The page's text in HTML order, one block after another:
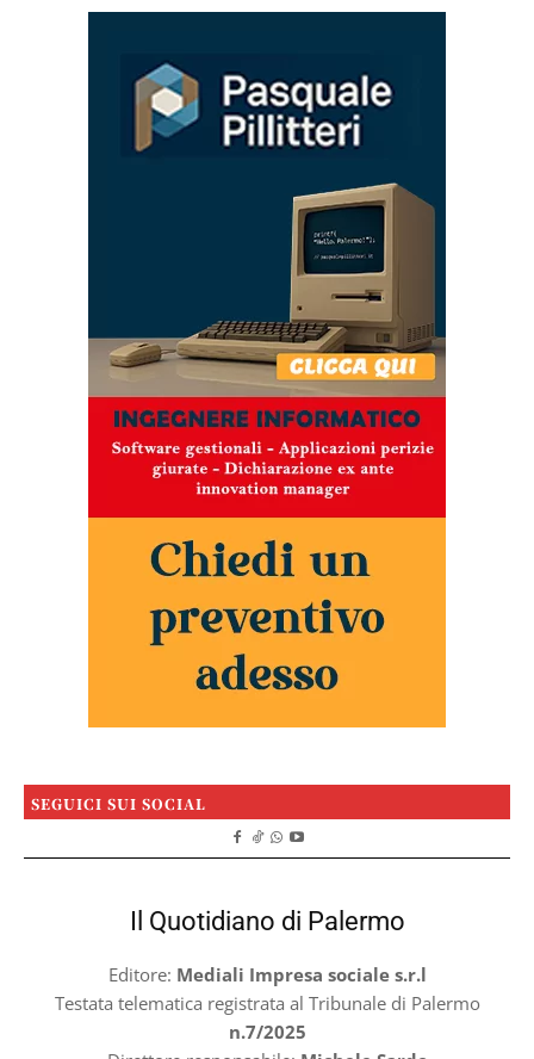
SEGUICI SUI SOCIAL
Il Quotidiano di Palermo
Editore: Mediali Impresa sociale s.r.l
Testata telematica registrata al Tribunale di Palermo
n.7/2025